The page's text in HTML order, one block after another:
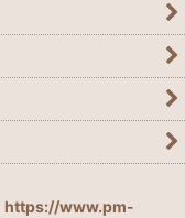
https://www.pm-